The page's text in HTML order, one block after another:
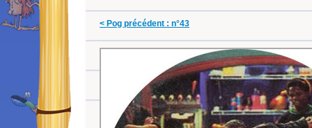
< Pog précédent : n°43